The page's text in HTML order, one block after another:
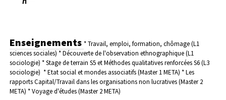
Enseignements * Travail, emploi, formation, chômage (L1
sciences sociales) * Découverte de l'observation ethnographique (L1
sociologie) * Stage de terrain S5 et Méthodes qualitatives renforcées S6 (L3
sociologie) * Etat social et mondes associatifs (Master 1 META) * Les
rapports Capital/Travail dans les organisations non lucratives (Master 2
META) * Voyage d'études (Master 2 META)